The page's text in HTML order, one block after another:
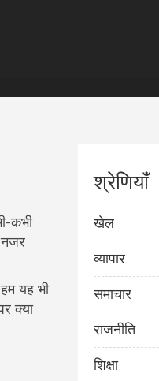
कभी
नजर
यह भी
क्या
श्रेणियाँ
खेल
व्यापार
समाचार
राजनीति
शिक्षा